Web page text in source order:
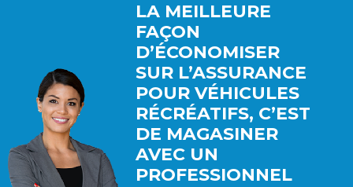
LA MEILLEURE
FAÇON
D’ÉCONOMISER
SUR L’ASSURANCE
POUR VÉHICULES
RÉCRÉATIFS, C’EST
DE MAGASINER
AVEC UN
PROFESSIONNEL